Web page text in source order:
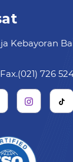
Kebayoran
726